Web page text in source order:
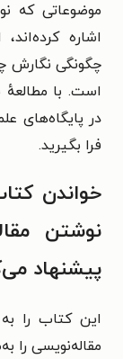
موضوعاتی که
اشاره
چگونگی نگارش
است. با
در پایگاه‌های
فرا بگیرید.
خواندن
نوشتن
پیشنهاد
این کتاب را
مقاله‌نویسی را